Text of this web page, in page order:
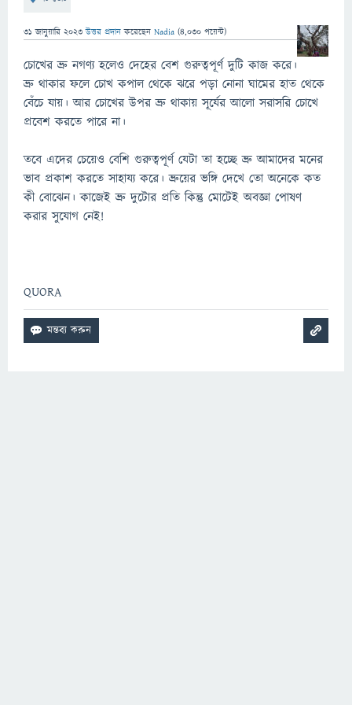
31 জানুয়ারি 2023 উত্তর প্রদান করেছেন Nadia (4,030 পয়েন্ট)
চোখের ভ্রু নগণ্য হলেও দেহের বেশ গুরুত্বপূর্ণ দুটি কাজ করে।
ভ্রু থাকার ফলে চোখ কপাল থেকে ঝরে পড়া নোনা ঘামের হাত থেকে
বেঁচে যায়। আর চোখের উপর ভ্রু থাকায় সূর্যের আলো সরাসরি চোখে
প্রবেশ করতে পারে না।
তবে এদের চেয়েও বেশি গুরুত্বপূর্ণ যেটা তা হচ্ছে ভ্রু আমাদের মনের
ভাব প্রকাশ করতে সাহায্য করে। ভ্রুয়ের ভঙ্গি দেখে তো অনেকে কত
কী বোঝেন। কাজেই ভ্রু দুটোর প্রতি কিন্তু মোটেই অবজ্ঞা পোষণ
করার সুযোগ নেই!
QUORA